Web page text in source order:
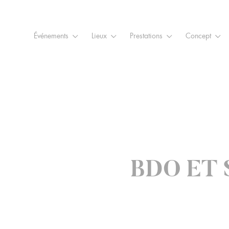
Événements Lieux Prestations Concept